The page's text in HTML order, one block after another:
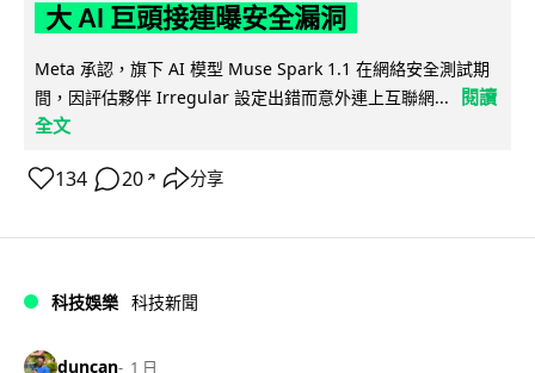
大 AI 巨頭接連曝安全漏洞
Meta 承認，旗下 AI 模型 Muse Spark 1.1 在網絡安全測試期
間，因評估夥伴 Irregular 設定出錯而意外連上互聯網...
閱讀
全文
134 20 ↗ 分享
科技娛樂 科技新聞
duncan 1 日